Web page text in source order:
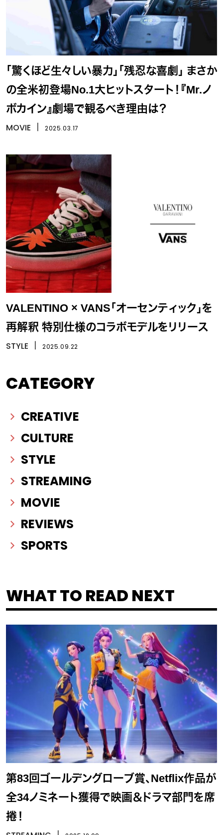
「驚くほど生々しい暴力」「残忍な喜劇」 まさか
の全米初登場No.1大ヒットスタート！『Mr.ノ
ボカイン』劇場で観るべき理由は？
MOVIE 2025.03.17
VALENTINO × VANS「オーセンティック」を
再解釈 特別仕様のコラボモデルをリリース
STYLE 2025.09.22
CATEGORY
CREATIVE
CULTURE
STYLE
STREAMING
MOVIE
REVIEWS
SPORTS
WHAT TO READ NEXT
第83回ゴールデングローブ賞、Netflix作品が
全34ノミネート獲得で映画＆ドラマ部門を席
捲！